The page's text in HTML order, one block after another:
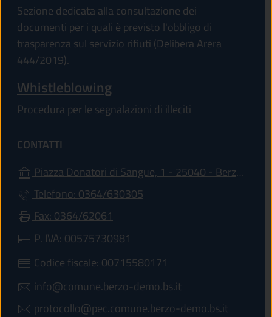
Sezione dedicata alla consultazione dei
documenti per i quali è previsto l'obbligo di
trasparenza sul servizio rifiuti (Delibera Arera
444/2019).
Whistleblowing
Procedura per le segnalazioni di illeciti
CONTATTI
Piazza Donatori di Sangue, 1 - 25040 - Berzo Demo (BS)
Telefono: 0364/630305
Fax: 0364/62061
P. IVA: 00575730981
Codice fiscale: 00715580171
info@comune.berzo-demo.bs.it
protocollo@pec.comune.berzo-demo.bs.it